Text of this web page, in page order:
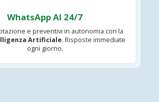
WhatsApp AI 24/7
e preventivi in autonomia con la
Artificiale. Risposte immediate
ogni giorno.